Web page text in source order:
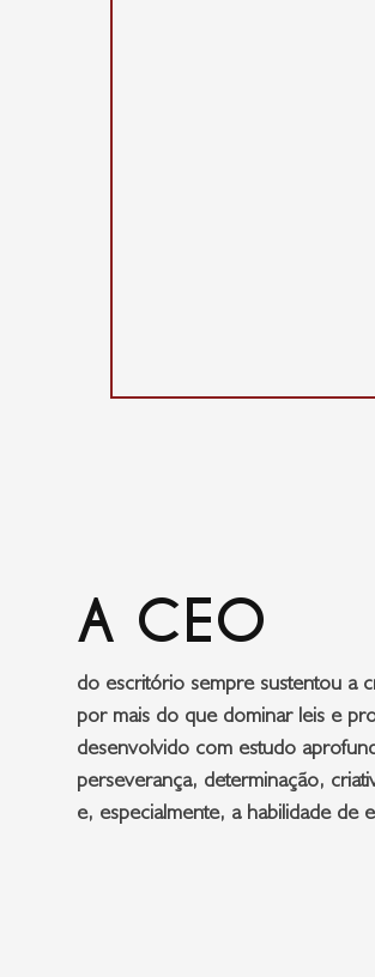
A CEO
do escritório sempre sustentou a
por mais do que dominar leis e
desenvolvido com estudo
perseverança, determinação,
e, especialmente, a habilidade de